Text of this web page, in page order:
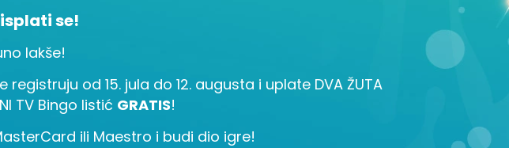
se!
lakše!
od 15. jula do 12. augusta i uplate DVA ŽUTA
TV Bingo listić GRATIS!
ili Maestro i budi dio igre!